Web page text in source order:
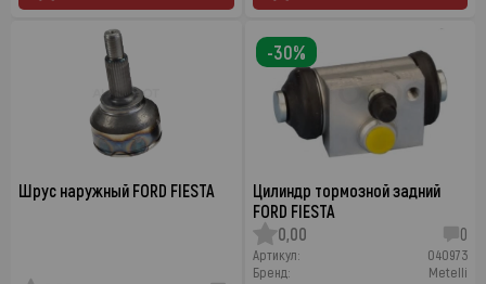
Шрус наружный FORD FIESTA
Цилиндр тормозной задний
FORD FIESTA
0,00
0
Артикул:
040973
Бренд:
Metelli
-30%